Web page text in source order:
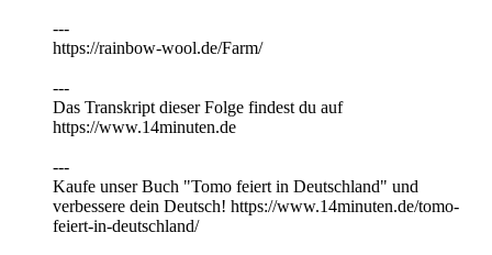
---
https://rainbow-wool.de/Farm/
---
Das Transkript dieser Folge findest du auf
https://⁠⁠⁠⁠⁠⁠⁠⁠⁠⁠⁠⁠www.14minuten.de
⁠⁠⁠⁠⁠⁠⁠⁠⁠⁠---
Kaufe unser Buch "Tomo feiert in Deutschland" und
verbessere dein Deutsch! https://www.14minuten.de/tomo-
feiert-in-deutschland/